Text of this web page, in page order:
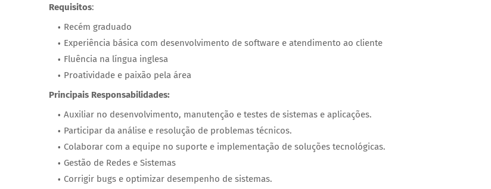
Requisitos:
Recém graduado
Experiência básica com desenvolvimento de software e atendimento ao cliente
Fluência na língua inglesa
Proatividade e paixão pela área
Principais Responsabilidades:
Auxiliar no desenvolvimento, manutenção e testes de sistemas e aplicações.
Participar da análise e resolução de problemas técnicos.
Colaborar com a equipe no suporte e implementação de soluções tecnológicas.
Gestão de Redes e Sistemas
Corrigir bugs e optimizar desempenho de sistemas.